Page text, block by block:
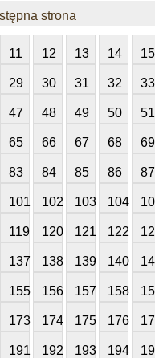
strona
11 12 13 14 15
29 30 31 32 33
47 48 49 50 51
65 66 67 68 69
83 84 85 86 87
101 102 103 104
119 120 121 122
137 138 139 140
155 156 157 158
173 174 175 176
191 192 193 194